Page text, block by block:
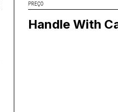
PREÇO
Handle With